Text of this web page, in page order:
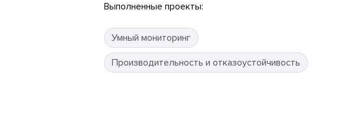
Выполненные проекты:
Умный мониторинг
Производительность и отказоустойчивость